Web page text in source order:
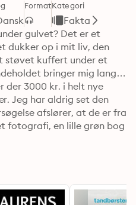
FormatKategori
Fakta
gulvet? Det er et
dukker op i mit liv, den
støvet kuffert under et
bringer mig langt
der 3000 kr. i helt nye
Jeg har aldrig set den
afslører, at de er fra
fotografi, en lille grøn bog
detektiv og forsøger at
flere overraskelser.